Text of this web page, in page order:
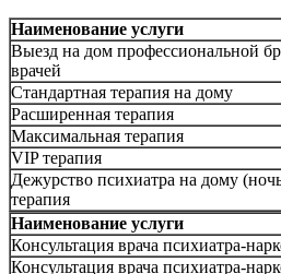
Наименование услуги
Выезд на дом профессиональной
врачей
Стандартная терапия на дому
Расширенная терапия
Максимальная терапия
VIP терапия
Дежурство психиатра на дому
терапия
Наименование услуги
Консультация врача психиатра-
Консультация врача психиатра-